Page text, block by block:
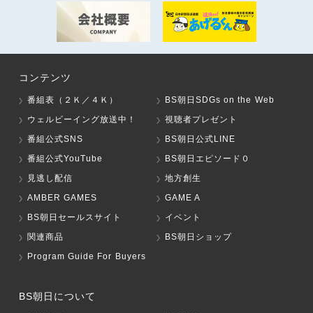
コンテンツ
番組表（２Ｋ／４Ｋ）
BS朝日SDGs on the Web
ウェルビーイング放送中！
視聴者プレゼント
番組公式SNS
BS朝日公式LINE
番組公式YouTube
BS朝日エピソード０
見逃し配信
地方創生
AMBER GAMES
GAME A
BS朝日セールスサイト
イベント
関連商品
BS朝日ショップ
Program Guide For Buyers
BS朝日について